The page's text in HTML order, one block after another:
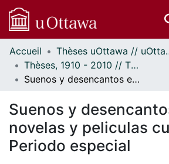
Communautés
et collections
Parcourir
À propos
Accueil
Thèses
Thèses, 1910 - 2010 // Theses, 1910 - 2010
Suenos y desencantos en novelas y peliculas cubanas del Periodo especial
Suenos y
novelas y peliculas
Periodo especial